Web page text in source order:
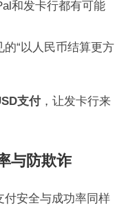
和发卡行都有可能
的“以人民币结算更方
支付，让发卡行来
与防欺诈
付安全与成功率同样